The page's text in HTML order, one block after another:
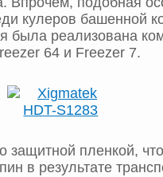
кулеров башенной
была реализована
64 и Freezer 7.
защитной пленкой,
в результате